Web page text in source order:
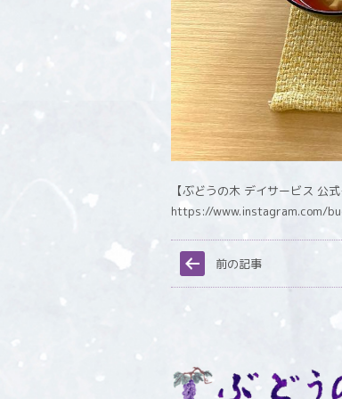
【ぶどうの木 デイサービス 公
https://www.instagram.com/
前の記事